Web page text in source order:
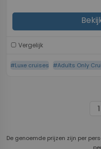
Vergelijk
#Luxe cruises #Adults Only
1
De genoemde prijzen zijn per